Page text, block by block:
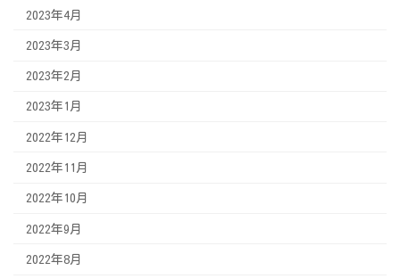
2023年4月
2023年3月
2023年2月
2023年1月
2022年12月
2022年11月
2022年10月
2022年9月
2022年8月